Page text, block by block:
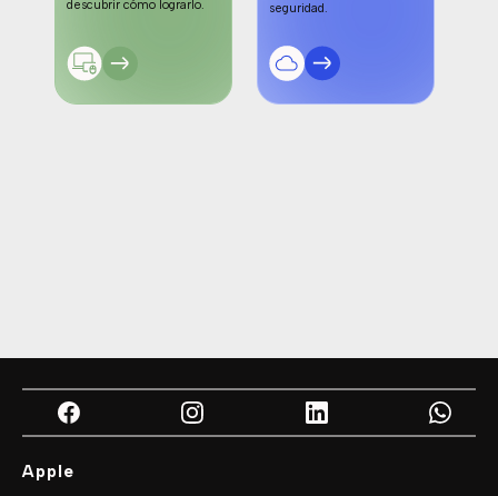
descubrir cómo lograrlo.
seguridad.
Apple